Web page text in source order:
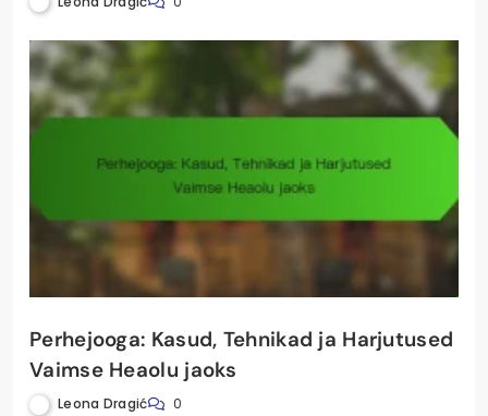
Perhejooga: Kasud, Tehnikad ja Harjutused
Vaimse Heaolu jaoks
Leona Dragić 0